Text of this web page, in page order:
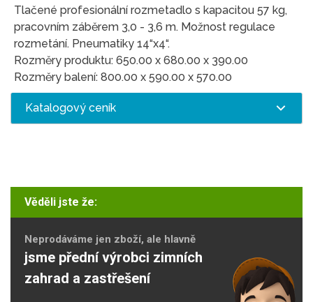
Tlačené profesionální rozmetadlo s kapacitou 57 kg,
pracovním záběrem 3,0 - 3,6 m. Možnost regulace
rozmetání. Pneumatiky 14“x4“.
Rozměry produktu: 650.00 x 680.00 x 390.00
Rozměry balení: 800.00 x 590.00 x 570.00
Katalogový ceník
Věděli jste že:
Neprodáváme jen zboží, ale hlavně
jsme přední výrobci zimních
zahrad a zastřešení